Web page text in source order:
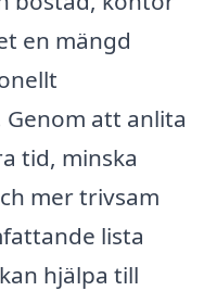
en mängd
att anlita
tid, minska
mer trivsam
lista
hjälpa till